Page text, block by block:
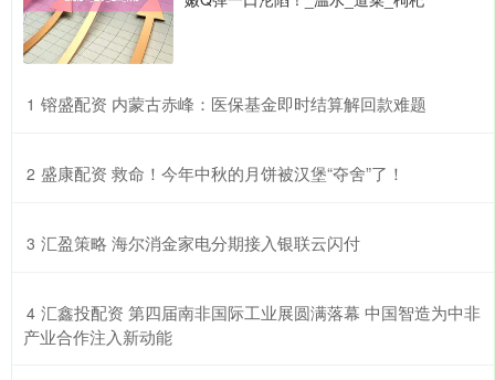
1 ​镕盛配资 内蒙古赤峰：医保基金即时结算解回款难题
2 ​盛康配资 救命！今年中秋的月饼被汉堡“夺舍”了！
3 ​汇盈策略 海尔消金家电分期接入银联云闪付
4 ​汇鑫投配资 第四届南非国际工业展圆满落幕 中国智造为中非
产业合作注入新动能